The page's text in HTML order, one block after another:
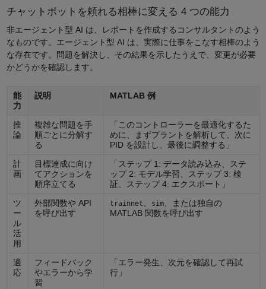
チャットボットを頼れる相棒に変える 4 つの能力
非エージェント型 AI は、レポートを作成するコンサルタントのよう
なものです。エージェント型 AI は、実際に仕事をこなす相棒のよう
な存在です。問題を解決し、その結果を示したうえで、変更が必要
かどうかを確認します。
能
力
説明 MATLAB 例
推
論
複雑な問題を手
順ごとに分解す
る
「このコントローラーを最適化するた
めに、まずプラントを解析して、次に
PID を設計し、最後に調整する」
計
画
目標達成に向け
てアクションを
順序立てる
「ステップ 1: データ読み込み、ステ
ップ 2: モデル学習、ステップ 3: 検
証、ステップ 4: エクスポート」
ツ
ー
ル
活
用
外部関数や API
を呼び出す
trainnet 、 sim、または独自の
MATLAB 関数を呼び出す
適
応
フィードバック
やエラーから学
習
「エラー発生、次元を確認して再試
行」